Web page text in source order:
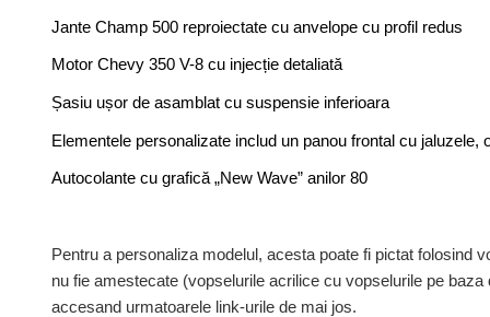
Jante Champ 500 reproiectate cu anvelope cu profil redus
Motor Chevy 350 V-8 cu injecție detaliată
Șasiu ușor de asamblat cu suspensie inferioara
Elementele personalizate includ un panou frontal cu
Autocolante cu grafică „New Wave” anilor 80
Pentru a personaliza modelul, acesta poate fi pictat folosind
nu fie amestecate (vopselurile acrilice cu vopselurile pe
accesand urmatoarele link-urile de mai jos.